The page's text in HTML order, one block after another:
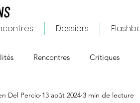
Dossiers
Rencontres Critiques
Del Percio 13 août 2024 3 min de lecture